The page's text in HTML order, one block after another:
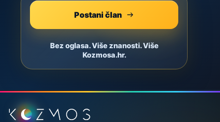
Postani član
Bez oglasa. Više znanosti. Više
Kozmosa.hr.
Podnožje stranice